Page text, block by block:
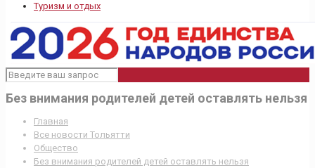
Туризм и отдых
Без внимания родителей детей оставлять нельзя
Главная
Все новости Тольятти
Общество
Без внимания родителей детей оставлять нельзя